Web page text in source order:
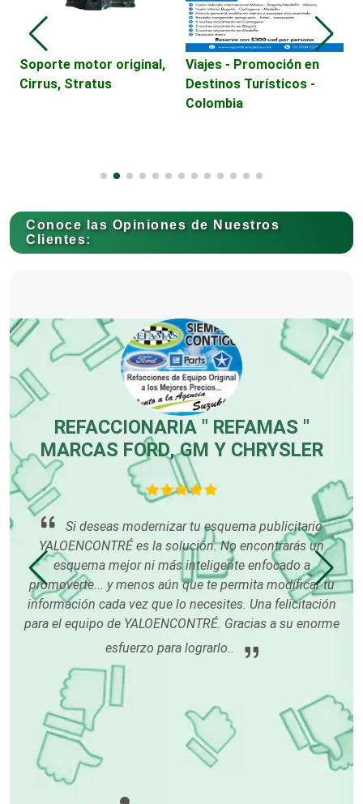
Camiones para Fletes
Cancelería de Aluminio
Carnicerías
Centros Comerciales
Centros de Espectáculos
Centros de Nutrición
Centros Turísticos
Cerrajerías
Cibercafés
Clínicas de Belleza
Clínicas de Rehabilitación
Soporte motor original,
Cirrus, Stratus
Viajes - Promoción en
Destinos Turísticos -
Colombia
Conoce las Opiniones de Nuestros
Clientes:
REFACCIONARIA " REFAMAS "
MARCAS FORD, GM Y CHRYSLER
Si deseas modernizar tu esquema publicitario
YALOENCONTRÉ es la solución. No encontrarás un
esquema mejor ni más inteligente enfocado a
promoverte... y menos aún que te permita modificar tu
información cada vez que lo necesites. Una felicitación
para el equipo de YALOENCONTRÉ. Gracias a su enorme
esfuerzo para lograrlo..